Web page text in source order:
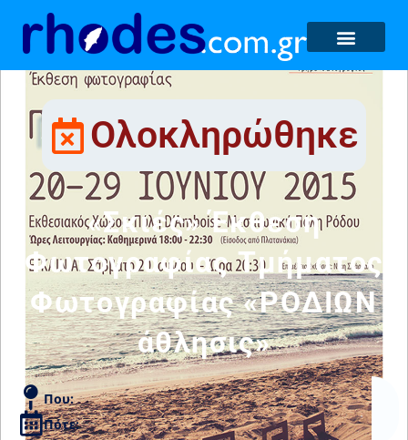
Ολοκληρώθηκε
«Σκιές» Έκθεση
Φωτογραφίας Τμήματος
Φωτογραφίας «ΡΟΔΙΩΝ
άθλησις»
Που:
Πότε: